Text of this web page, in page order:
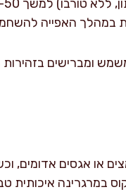
במהלך האפייה
מעט את ריבת המשמש
או אגסים
במרגרינה איכותית